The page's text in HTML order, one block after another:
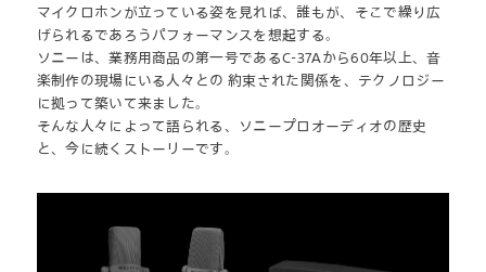
マイクロホンが立っている姿を見れば、誰もが、そこで繰り広
げられるであろうパフォーマンスを想起する。
ソニーは、業務用商品の第一号であるC-37Aから60年以上、音
楽制作の現場にいる人々との 約束された関係を、テクノロジー
に拠って築いて来ました。
そんな人々によって語られる、ソニープロオーディオの歴史
と、今に続くストーリーです。